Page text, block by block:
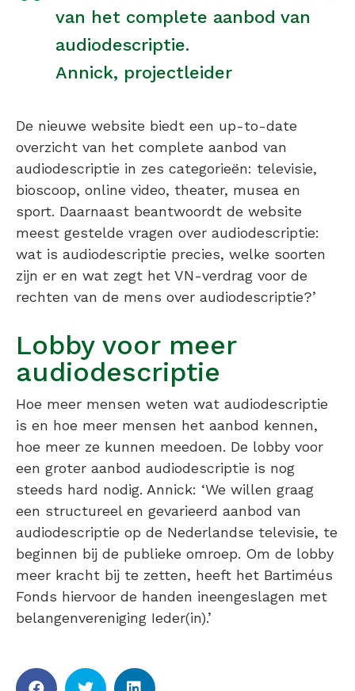
van het complete aanbod van
audiodescriptie.
Annick, projectleider
De nieuwe website biedt een up-to-date
overzicht van het complete aanbod van
audiodescriptie in zes categorieën: televisie,
bioscoop, online video, theater, musea en
sport. Daarnaast beantwoordt de website
meest gestelde vragen over audiodescriptie:
wat is audiodescriptie precies, welke soorten
zijn er en wat zegt het VN-verdrag voor de
rechten van de mens over audiodescriptie?’
Lobby voor meer
audiodescriptie
Hoe meer mensen weten wat audiodescriptie
is en hoe meer mensen het aanbod kennen,
hoe meer ze kunnen meedoen. De lobby voor
een groter aanbod audiodescriptie is nog
steeds hard nodig. Annick: ‘We willen graag
een structureel en gevarieerd aanbod van
audiodescriptie op de Nederlandse televisie, te
beginnen bij de publieke omroep. Om de lobby
meer kracht bij te zetten, heeft het Bartiméus
Fonds hiervoor de handen ineengeslagen met
belangenvereniging Ieder(in).’